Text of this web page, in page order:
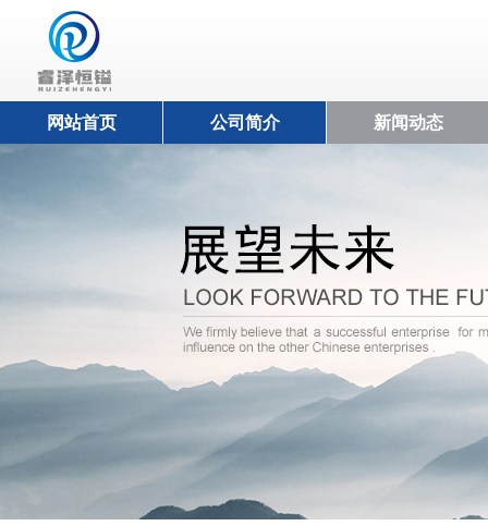
网站首页 公司简介 新闻动态